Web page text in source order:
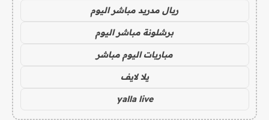
ريال مدريد مباشر اليوم
برشلونة مباشر اليوم
مباريات اليوم مباشر
يلا لايف
yalla live